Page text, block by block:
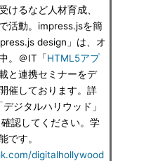
けるなど人材育成、
活動。impress.jsを簡
design」は、オ
。＠IT「HTML5アプ
と連携セミナーをデ
催しております。詳
ジタルハリウッド」
認してください。学
です。
digitalhollywood